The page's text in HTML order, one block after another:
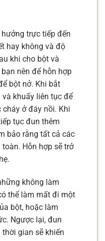
trực tiếp đến
hay không và độ
khi cho bột và
nên để hỗn hợp
bột nở. Khi bắt
khuấy liên tục để
ở đáy nồi. Khi
tục đun thêm
bảo rằng tất cả các
Hỗn hợp sẽ trở
không làm
thể làm mất đi một
bột, hoặc làm
Ngược lại, đun
gian sẽ khiến